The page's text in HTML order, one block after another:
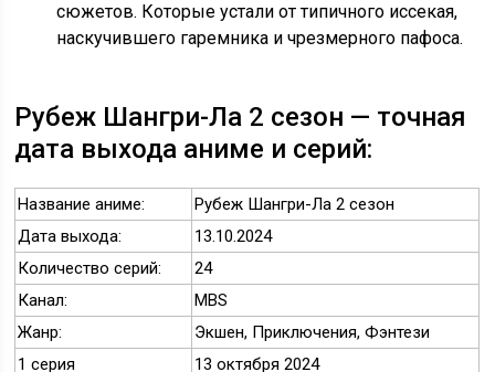
сюжетов. Которые устали от типичного иссекая,
наскучившего гаремника и чрезмерного пафоса.
Рубеж Шангри-Ла 2 сезон — точная
дата выхода аниме и серий:
Название аниме:
Рубеж Шангри-Ла 2 сезон
Дата выхода:
13.10.2024
Количество серий:
24
Канал:
MBS
Жанр:
Экшен, Приключения, Фэнтези
1 серия
13 октября 2024